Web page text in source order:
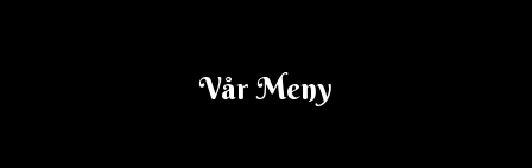
Vår Meny